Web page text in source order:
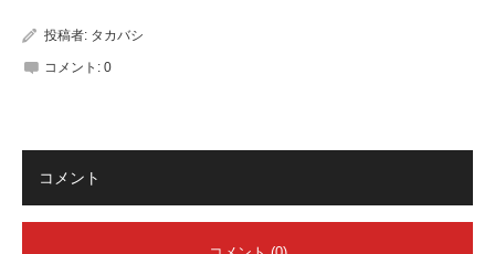
投稿者: タカバシ
コメント: 0
コメント